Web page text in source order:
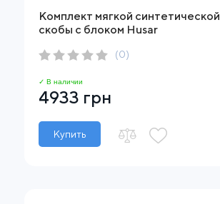
Комплект мягкой синтетической
скобы с блоком Husar
(0)
✓ В наличии
4933 грн
Купить